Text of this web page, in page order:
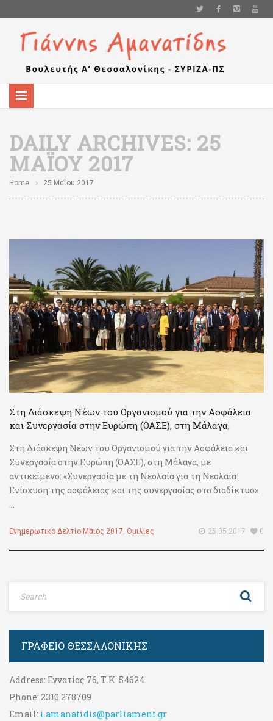
DAILY ARCHIVES: 25
ΜΑΪ́ΟΥ 2017
Home 25 Μαΐου 2017
Στη Διάσκεψη Νέων του Οργανισμού για την Ασφάλεια
και Συνεργασία στην Ευρώπη (ΟΑΣΕ), στη Μάλαγα,
Στη Διάσκεψη Νέων του Οργανισμού για την Ασφάλεια και
Συνεργασία στην Ευρώπη (ΟΑΣΕ), στη Μάλαγα, με
αντικείμενο: «Συνεργασία με τη Νεολαία για τη Νεολαία:
Ενίσχυση της ασφάλειας και της συνεργασίας στο διαδίκτυο».
...
Ενημερωτικό Δελτίο Μάιος 2017, Ομιλίες 25.05.2017 0
ΓΡΑΦΕΊΟ ΘΕΣΣΑΛΟΝΊΚΗΣ
Address: Εγνατίας 76, Τ.Κ. 54624
Phone: 2310 278709
Email: i.amanatidis@parliament.gr